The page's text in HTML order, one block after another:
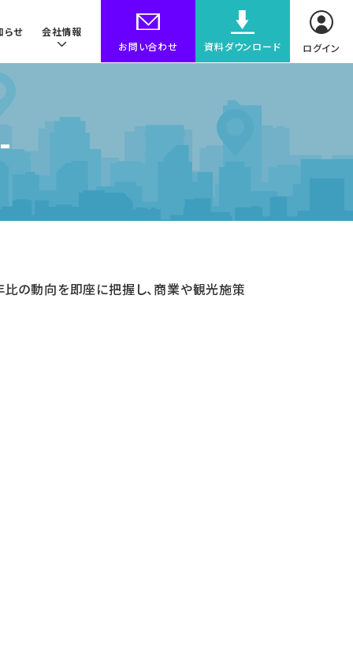
らせ
会社情報
お問い合わせ
資料ダウンロード ログイン
比の動向を即座に把握し、商業や観光施策